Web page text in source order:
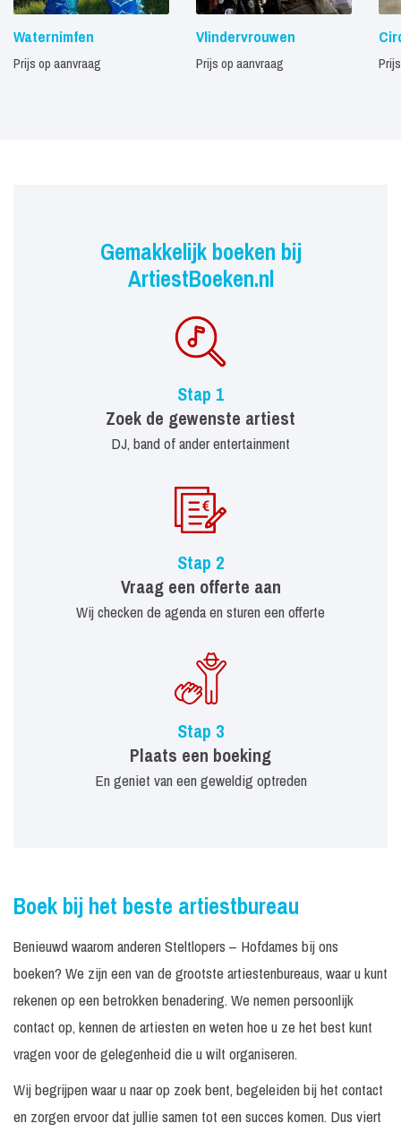
Waternimfen
Prijs op aanvraag
Vlindervrouwen
Prijs op aanvraag
Gemakkelijk boeken bij
ArtiestBoeken.nl
Stap 1
Zoek de gewenste artiest
DJ, band of ander entertainment
Stap 2
Vraag een offerte aan
Wij checken de agenda en sturen een offerte
Stap 3
Plaats een boeking
En geniet van een geweldig optreden
Boek bij het beste artiestbureau
Benieuwd waarom anderen Steltlopers – Hofdames bij ons
boeken? We zijn een van de grootste artiestenbureaus, waar u kunt
rekenen op een betrokken benadering. We nemen persoonlijk
contact op, kennen de artiesten en weten hoe u ze het best kunt
vragen voor de gelegenheid die u wilt organiseren.
Wij begrijpen waar u naar op zoek bent, begeleiden bij het contact
en zorgen ervoor dat jullie samen tot een succes komen. Dus viert